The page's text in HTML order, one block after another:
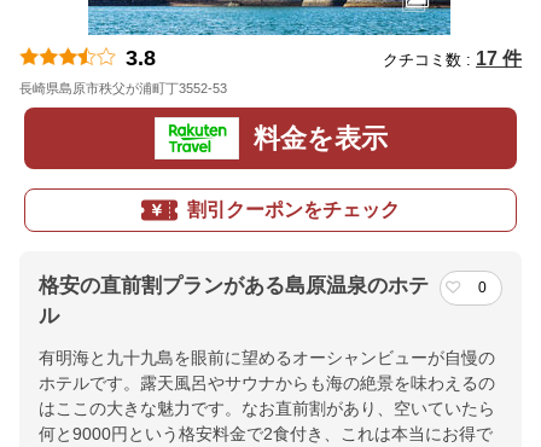
3.8 クチコミ数 : 17 件
長崎県島原市秩父が浦町丁3552-53
料金を表示
割引クーポンをチェック
格安の直前割プランがある島原温泉のホテ
ル
0
有明海と九十九島を眼前に望めるオーシャンビューが自慢の
ホテルです。露天風呂やサウナからも海の絶景を味わえるの
はここの大きな魅力です。なお直前割があり、空いていたら
何と9000円という格安料金で2食付き、これは本当にお得で